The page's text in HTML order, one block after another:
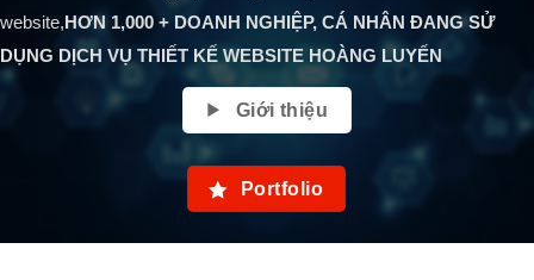
website,HƠN 1,000 + DOANH NGHIỆP, CÁ NHÂN ĐANG SỬ
DỤNG DỊCH VỤ THIẾT KẾ WEBSITE HOÀNG LUYẾN
Giới thiệu
Portfolio